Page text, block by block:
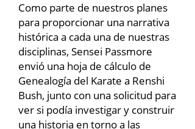
Como parte de nuestros planes
para proporcionar una narrativa
histórica a cada una de nuestras
disciplinas, Sensei Passmore
envió una hoja de cálculo de
Genealogía del Karate a Renshi
Bush, junto con una solicitud para
ver si podía investigar y construir
una historia en torno a las